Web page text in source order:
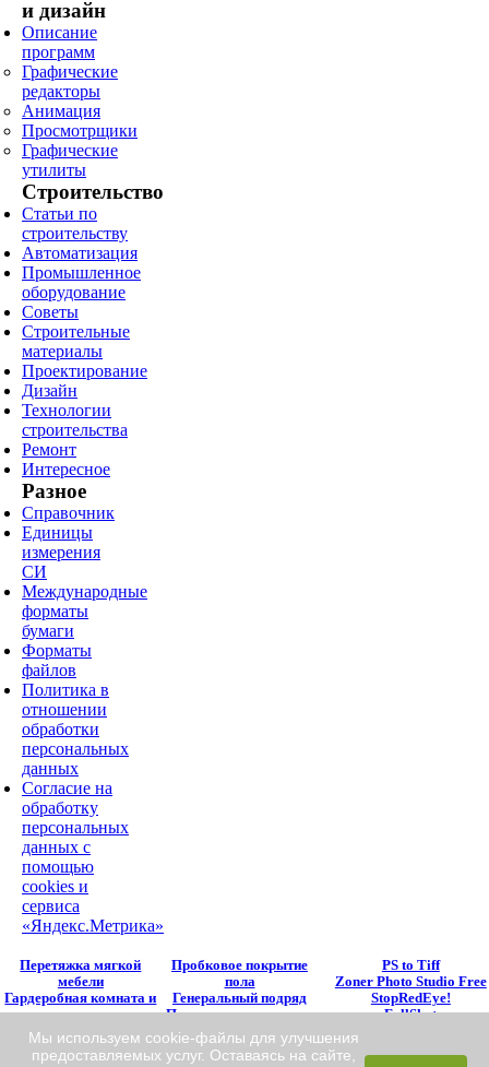
и дизайн
Описание
программ
Графические
редакторы
Анимация
Просмотрщики
Графические
утилиты
Строительство
Статьи по
строительству
Автоматизация
Промышленное
оборудование
Советы
Строительные
материалы
Проектирование
Дизайн
Технологии
строительства
Ремонт
Интересное
Разное
Справочник
Единицы
измерения
СИ
Международные
форматы
бумаги
Форматы
файлов
Политика в
отношении
обработки
персональных
данных
Согласие на
обработку
персональных
данных с
помощью
cookies и
сервиса
«Яндекс.Метрика»
Перетяжка мягкой
мебели
Гардеробная комната и
ее достоинства
Зачем нужны эскизы
кованых изделий?
Хрустальные люстры в
Пробковое покрытие
пола
Генеральный подряд
Процесс точного литья
по выплавляемым/
выжигаемым моделям
Насосная станция:
PS to Tiff
Zoner Photo Studio Free
StopRedEye!
FullShot
Surveillance Monitor
Мы используем cookie-файлы для улучшения
предоставляемых услуг. Оставаясь на сайте,